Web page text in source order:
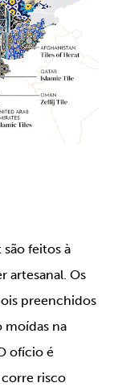
são feitos à
artesanal. Os
preenchidos
moídas na
ofício é
corre risco